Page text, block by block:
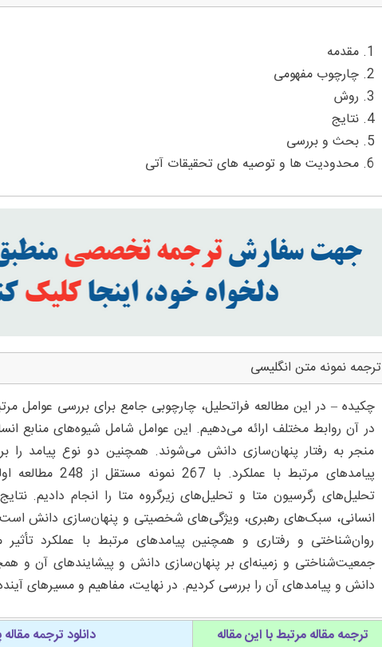
6. محدودیت ها و توصیه های تحقیقات آتی
ترجمه نمونه متن انگلیسی
منجر به رفتار پنهان‌سازی دانش می‌شوند. همچنین دو نوع پیامد را
پیامدهای مرتبط با
تحلیل‌های رگرسیون متا و تحلیل‌های زیرگروه متا را انجام دادیم.
انسانی، سبک‌های رهبری، ویژگی‌های شخصیتی و پنهان‌سازی دانش
روان‌شناختی و رفتاری و همچنین پیامدهای مرتبط با عملکرد
جمعیت‌شناختی و زمینه‌ای بر پنهان‌سازی دانش و پیشایندهای آن و
دانش و پیامدهای آن را بررسی کردیم. در نهایت، مفاهیم و مسیرهای
ترجمه مقاله مرتبط با این مقاله
دانلود ترجمه